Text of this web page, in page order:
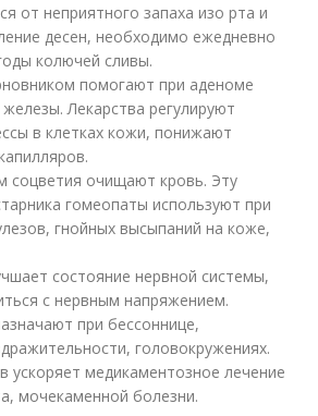
от неприятного запаха изо рта и
десен, необходимо ежедневно
колючей сливы.
помогают при аденоме
Лекарства регулируют
в клетках кожи, понижают
соцветия очищают кровь. Эту
гомеопаты используют при
гнойных высыпаний на коже,
состояние нервной системы,
с нервным напряжением.
при бессоннице,
головокружениях.
ускоряет медикаментозное лечение
мочекаменной болезни.